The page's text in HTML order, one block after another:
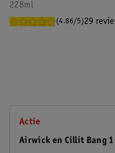
228ml
(4.86/5)29
Actie
Airwick en Cillit Bang